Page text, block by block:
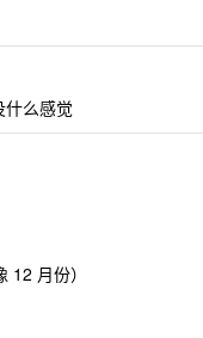
么感觉
月份）